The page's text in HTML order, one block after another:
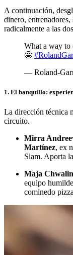
A continuación,
dinero,
radicalmente a las
What a way
🤩
— Roland-
1. El banquillo:
La dirección técnica
circuito.
Mirra
Martínez, ex
Slam. Aporta
Maja
equipo
cominedo